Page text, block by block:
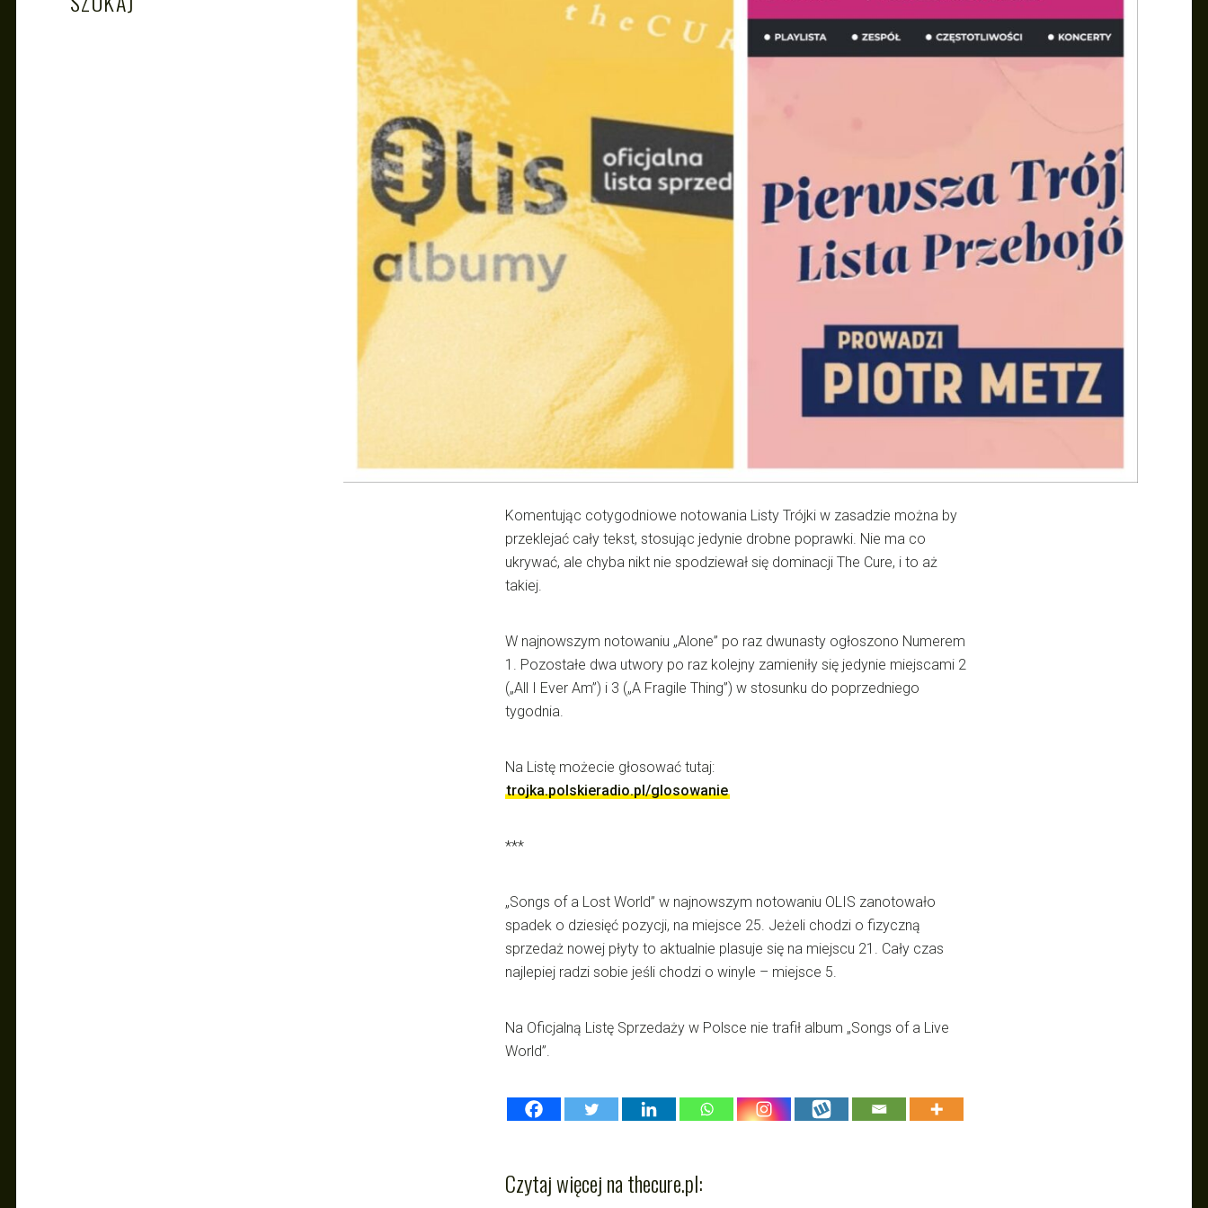
Komentując cotygodniowe notowania Listy Trójki w zasadzie można by
przeklejać cały tekst, stosując jedynie drobne poprawki. Nie ma co
ukrywać, ale chyba nikt nie spodziewał się dominacji The Cure, i to aż
takiej.
W najnowszym notowaniu „Alone” po raz dwunasty ogłoszono Numerem
1. Pozostałe dwa utwory po raz kolejny zamieniły się jedynie miejscami 2
(„All I Ever Am”) i 3 („A Fragile Thing”) w stosunku do poprzedniego
tygodnia.
Na Listę możecie głosować tutaj:
trojka.polskieradio.pl/glosowanie
***
„Songs of a Lost World” w najnowszym notowaniu OLIS zanotowało
spadek o dziesięć pozycji, na miejsce 25. Jeżeli chodzi o fizyczną
sprzedaż nowej płyty to aktualnie plasuje się na miejscu 21. Cały czas
najlepiej radzi sobie jeśli chodzi o winyle – miejsce 5.
Na Oficjalną Listę Sprzedaży w Polsce nie trafił album „Songs of a Live
World”.
Czytaj więcej na thecure.pl: